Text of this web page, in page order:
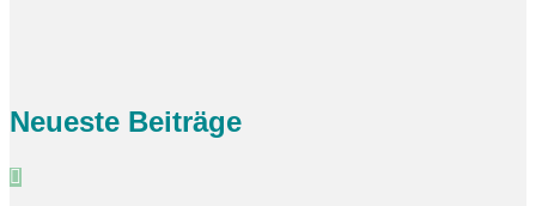
Neueste Beiträge